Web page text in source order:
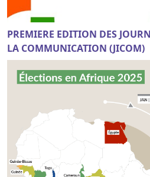
PREMIERE EDITION DES
LA COMMUNICATION (JICOM)